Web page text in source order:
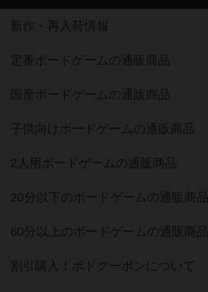
新作・再入荷情報
定番ボードゲームの通販商品
国産ボードゲームの通販商品
子供向けボードゲームの通販商品
2人用ボードゲームの通販商品
20分以下のボードゲームの通販商品
60分以上のボードゲームの通販商品
割引購入！ボドクーポンについて